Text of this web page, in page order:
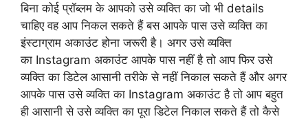
बिना कोई प्रॉब्लम के आपको उसे व्यक्ति का जो भी details
चाहिए वह आप निकल सकते हैं बस आपके पास उसे व्यक्ति का
इंस्टाग्राम अकाउंट होना जरूरी है। अगर उसे व्यक्ति
का Instagram अकाउंट आपके पास नहीं है तो आप फिर उसे
व्यक्ति का डिटेल आसानी तरीके से नहीं निकाल सकते हैं और अगर
आपके पास उसे व्यक्ति का Instagram अकाउंट है तो आप बहुत
ही आसानी से उसे व्यक्ति का पूरा डिटेल निकाल सकते हैं तो कैसे